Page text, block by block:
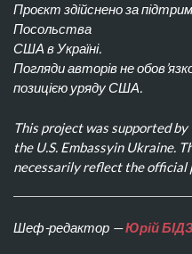
Проєкт здійснено за
Посольства
США в Україні.
Погляди авторів не
позицією уряду США.
This project was supported
the U.S. Embassyin Ukraine.
necessarily reflect the official
Шеф-редактор —Юрій